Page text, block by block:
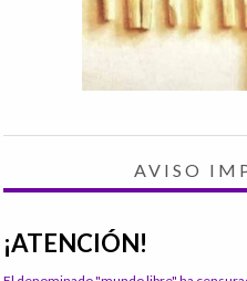
AVISO
¡ATENCIÓN!